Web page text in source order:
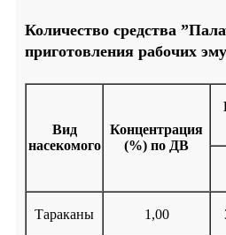
Количество средства
приготовления рабочих
Вид
насекомого
Концентрация
(%) по ДВ
Тараканы 1,00